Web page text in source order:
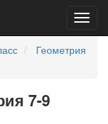
Геометрия
7-9